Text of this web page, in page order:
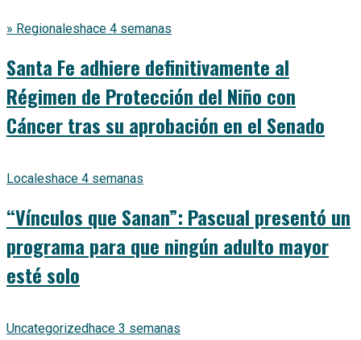
» Regionaleshace 4 semanas
Santa Fe adhiere definitivamente al
Régimen de Protección del Niño con
Cáncer tras su aprobación en el Senado
Localeshace 4 semanas
“Vínculos que Sanan”: Pascual presentó un
programa para que ningún adulto mayor
esté solo
Uncategorizedhace 3 semanas